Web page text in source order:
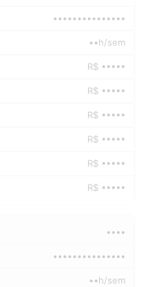
•••••••••••••••
••h/sem
R$ •••••
R$ •••••
R$ •••••
R$ •••••
R$ •••••
R$ •••••
••••
•••••••••••••••
••h/sem